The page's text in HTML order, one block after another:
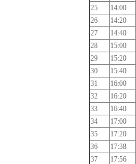
25
14:00
26
14:20
27
14:40
28
15:00
29
15:20
30
15:40
31
16:00
32
16:20
33
16:40
34
17:00
35
17:20
36
17:38
37
17:56